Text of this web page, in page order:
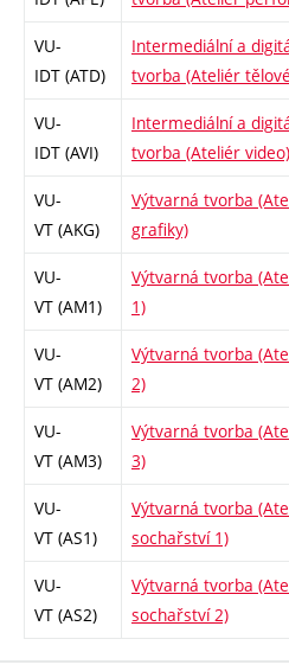
VU-
IDT (ATD)
Intermediální a
tvorba (Ateliér
VU-
IDT (AVI)
Intermediální a
tvorba (Ateliér video)
VU-
VT (AKG)
Výtvarná tvorba
grafiky)
VU-
VT (AM1)
Výtvarná tvorba
1)
VU-
VT (AM2)
Výtvarná tvorba
2)
VU-
VT (AM3)
Výtvarná tvorba
3)
VU-
VT (AS1)
Výtvarná tvorba
sochařství 1)
VU-
VT (AS2)
Výtvarná tvorba
sochařství 2)